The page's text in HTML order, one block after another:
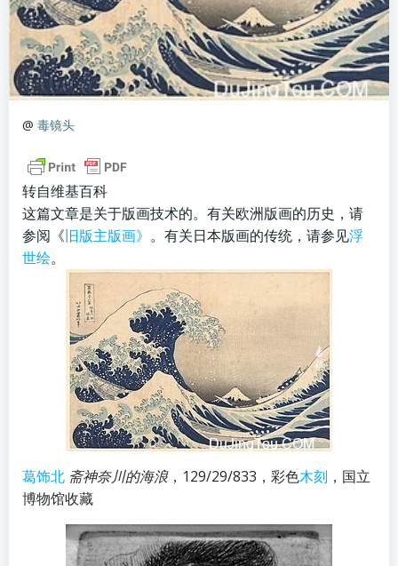
@ 毒镜头
转自维基百科
这篇文章是关于版画技术的。有关欧洲版画的历史，请
参阅《旧版主版画》 。有关日本版画的传统，请参见浮
世绘。
葛饰北 斋神奈川的海浪，129/29/833，彩色木刻 ，国立
博物馆收藏